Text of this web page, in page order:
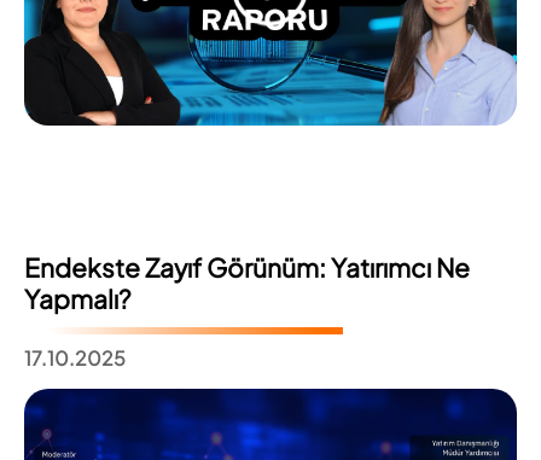
Endekste Zayıf Görünüm: Yatırımcı Ne
Yapmalı?
17.10.2025